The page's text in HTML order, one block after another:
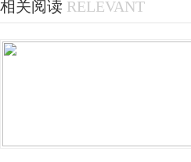
相关阅读 RELEVANT